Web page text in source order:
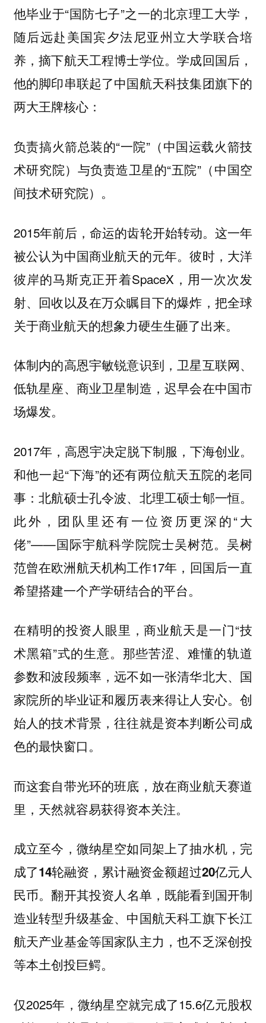
他毕业于“国防七子”之一的北京理工大学，
随后远赴美国宾夕法尼亚州立大学联合培
养，摘下航天工程博士学位。学成回国后，
他的脚印串联起了中国航天科技集团旗下的
两大王牌核心：
负责搞火箭总装的“一院”（中国运载火箭技
术研究院）与负责造卫星的“五院”（中国空
间技术研究院）。
2015年前后，命运的齿轮开始转动。这一年
被公认为中国商业航天的元年。彼时，大洋
彼岸的马斯克正开着SpaceX，用一次次发
射、回收以及在万众瞩目下的爆炸，把全球
关于商业航天的想象力硬生生砸了出来。
体制内的高恩宇敏锐意识到，卫星互联网、
低轨星座、商业卫星制造，迟早会在中国市
场爆发。
2017年，高恩宇决定脱下制服，下海创业。
和他一起“下海”的还有两位航天五院的老同
事：北航硕士孔令波、北理工硕士郇一恒。
此外，团队里还有一位资历更深的“大
佬”——国际宇航科学院院士吴树范。吴树
范曾在欧洲航天机构工作17年，回国后一直
希望搭建一个产学研结合的平台。
在精明的投资人眼里，商业航天是一门“技
术黑箱”式的生意。那些苦涩、难懂的轨道
参数和波段频率，远不如一张清华北大、国
家院所的毕业证和履历表来得让人安心。创
始人的技术背景，往往就是资本判断公司成
色的最快窗口。
而这套自带光环的班底，放在商业航天赛道
里，天然就容易获得资本关注。
成立至今，微纳星空如同架上了抽水机， 完
成了14轮融资，累计融资金额超过20亿元人
民币。翻开其投资人名单，既能看到国开制
造业转型升级基金、中国航天科工旗下长江
航天产业基金等国家队主力，也不乏深创投
等本土创投巨鳄。
仅2025年，微纳星空就完成了15.6亿元股权